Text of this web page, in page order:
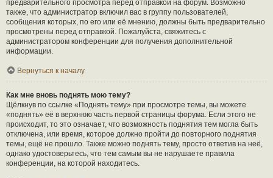
предварительного просмотра перед отправкой на форум. Возможно
также, что администратор включил вас в группу пользователей,
сообщения которых, по его или её мнению, должны быть предварительно
просмотрены перед отправкой. Пожалуйста, свяжитесь с
администратором конференции для получения дополнительной
информации.
Вернуться к началу
Как мне вновь поднять мою тему?
Щёлкнув по ссылке «Поднять тему» при просмотре темы, вы можете
«поднять» её в верхнюю часть первой страницы форума. Если этого не
происходит, то это означает, что возможность поднятия тем могла быть
отключена, или время, которое должно пройти до повторного поднятия
темы, ещё не прошло. Также можно поднять тему, просто ответив на неё,
однако удостоверьтесь, что тем самым вы не нарушаете правила
конференции, на которой находитесь.